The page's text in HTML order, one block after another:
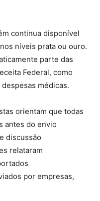
continua disponível
níveis prata ou ouro.
parte das
Federal, como
médicas.
orientam que todas
antes do envio
discussão
relataram
por empresas,